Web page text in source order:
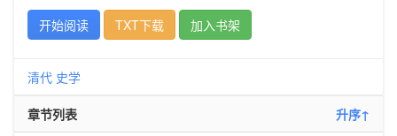
开始阅读
TXT下载 加入书架
清代 史学
章节列表 升序↑